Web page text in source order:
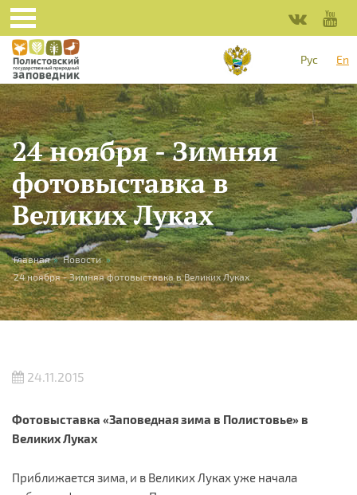
Skip to main content
Рус
En
24 ноября - Зимняя
фотовыставка в
Великих Луках
You are here
Главная » Новости »
24 ноября - Зимняя фотовыставка в Великих Луках
24.11.2015
Фотовыставка «Заповедная зима в Полистовье» в
Великих Луках
Приближается зима, и в Великих Луках уже начала